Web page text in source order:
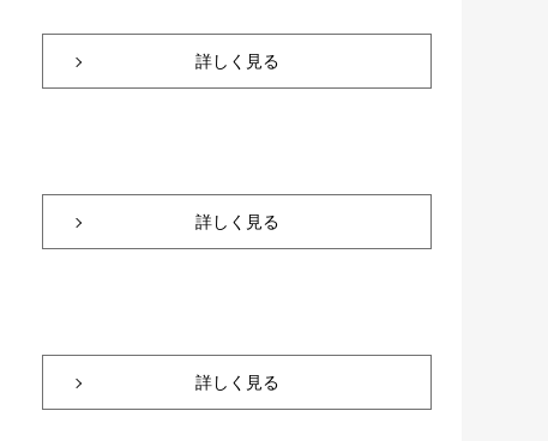
詳しく見る
詳しく見る
詳しく見る